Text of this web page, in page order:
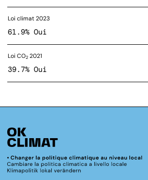
Loi climat 2023
61.9% Oui
Loi CO2 2021
39.7% Oui